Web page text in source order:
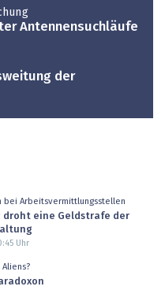
Antennensuchläufe
der
bei Arbeitsvermittlungsstellen
droht eine Geldstrafe der
Uhr